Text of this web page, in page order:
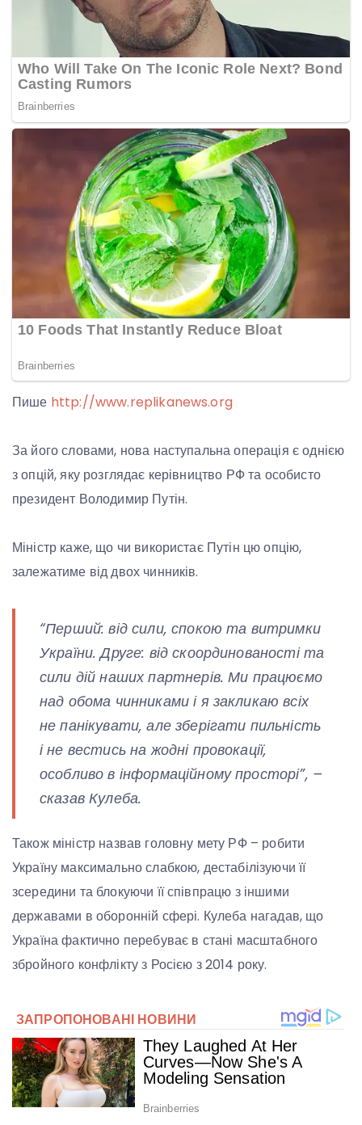
Пише http://www.replikanews.org
За його словами, нова наступальна операція є однією
з опцій, яку розглядає керівництво РФ та особисто
президент Володимир Путін.
Міністр каже, що чи використає Путін цю опцію,
залежатиме від двох чинників.
“Перший: від сили, спокою та витримки
України. Друге: від скоординованості та
сили дій наших партнерів. Ми працюємо
над обома чинниками і я закликаю всіх
не панікувати, але зберігати пильність
і не вестись на жодні провокації,
особливо в інформаційному просторі”, –
сказав Кулеба.
Також міністр назвав головну мету РФ – робити
Україну максимально слабкою, дестабілізуючи її
зсередини та блокуючи її співпрацю з іншими
державами в оборонній сфері. Кулеба нагадав, що
Україна фактично перебуває в стані масштабного
збройного конфлікту з Росією з 2014 року.